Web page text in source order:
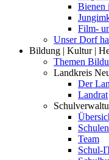
Bienen
Film-
Unser Dorf
Bildung | Kultur |
Themen
Landkreis
Der
Landrat
Schulen
Team
Schul-